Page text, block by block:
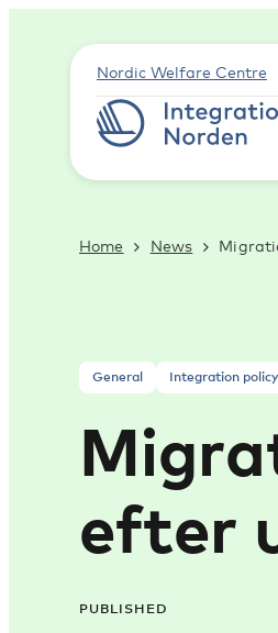
Nordic Welfare Centre
Home News
General Integration policy
efter
PUBLISHED